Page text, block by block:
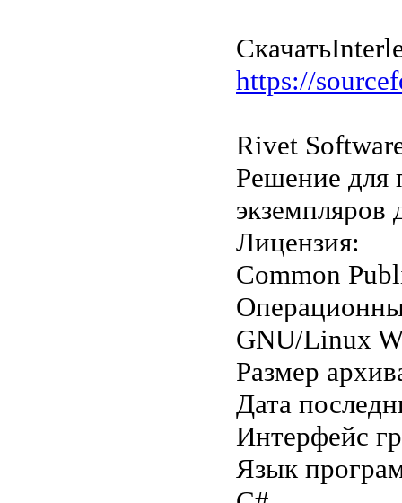
Скачать
https://
Rivet
Решение для
экземпляров
Лицензия:
Common
GNU/Linux
Размер
Дата
Интерфейс
Язык